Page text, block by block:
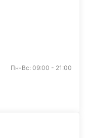
Пн-Вс: 09:00 - 21:00